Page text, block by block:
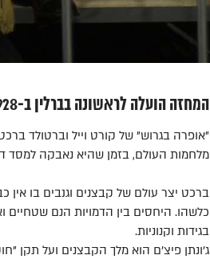
המחזה הועלה לראשונה בברלין ב-1928
מלחמות העולם, בזמן שהיא נאבקה למסד
ברכט יצר עולם של קבצנים וגנבים בו אין
כלשהו. היחסים בין הדמויות הנם שטחיים
בגידות וקנוניות.
ג'ונתן פיצ'ם הוא מלך הקבצנים ועל תקן